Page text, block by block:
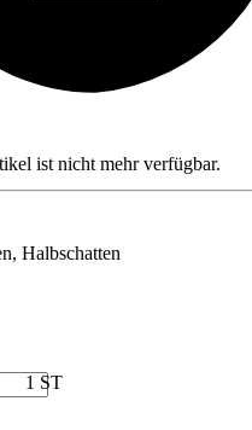
ist nicht mehr verfügbar.
Halbschatten
1 ST